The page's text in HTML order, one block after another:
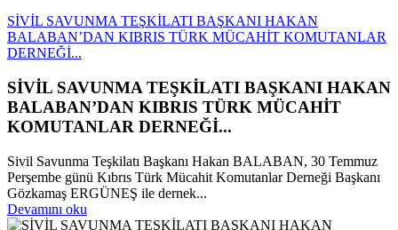
SİVİL SAVUNMA TEŞKİLATI BAŞKANI HAKAN
BALABAN’DAN KIBRIS TÜRK MÜCAHİT KOMUTANLAR
DERNEĞİ...
SİVİL SAVUNMA TEŞKİLATI BAŞKANI HAKAN
BALABAN’DAN KIBRIS TÜRK MÜCAHİT
KOMUTANLAR DERNEĞİ...
Sivil Savunma Teşkilatı Başkanı Hakan BALABAN, 30 Temmuz
Perşembe günü Kıbrıs Türk Mücahit Komutanlar Derneği Başkanı
Gözkamaş ERGÜNEŞ ile dernek...
Devamını oku